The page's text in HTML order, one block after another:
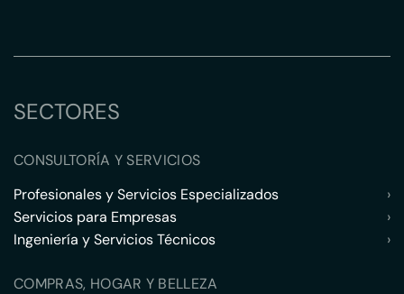
SECTORES
CONSULTORÍA Y SERVICIOS
Profesionales y Servicios Especializados
›
Servicios para Empresas
›
Ingeniería y Servicios Técnicos
›
COMPRAS, HOGAR Y BELLEZA